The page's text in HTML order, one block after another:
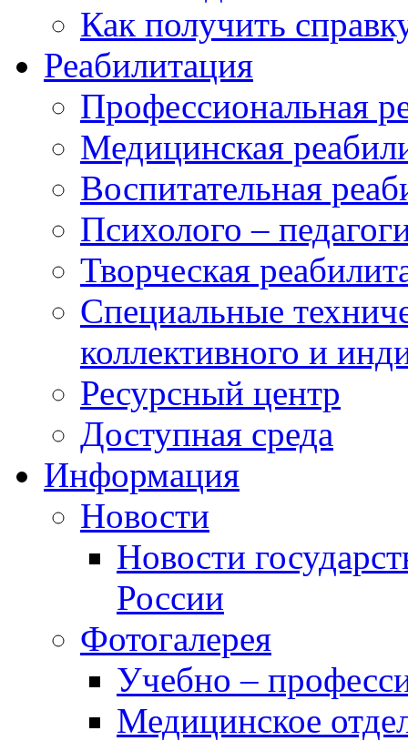
Как получить
Реабилитация
Профессиональная
Медицинская
Воспитательная
Психолого –
Творческая
Специальные
коллективного и
Ресурсный центр
Доступная среда
Информация
Новости
Новости
России
Фотогалерея
Учебно –
Медицинское